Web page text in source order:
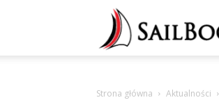
Strona główna Aktualności